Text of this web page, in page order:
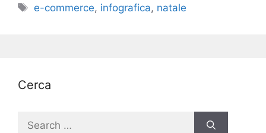
Tags
e-commerce, infografica, natale
Cerca
Search